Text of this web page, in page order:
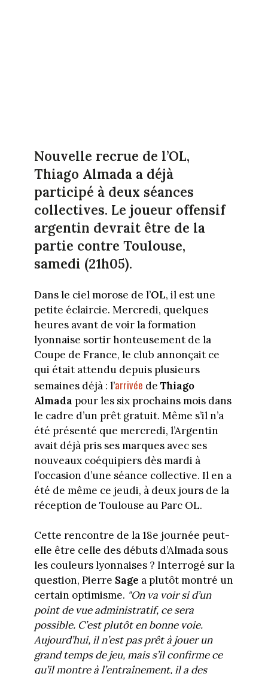
Nouvelle recrue de l’OL,
Thiago Almada a déjà
participé à deux séances
collectives. Le joueur offensif
argentin devrait être de la
partie contre Toulouse,
samedi (21h05).
Dans le ciel morose de l’OL, il est une
petite éclaircie. Mercredi, quelques
heures avant de voir la formation
lyonnaise sortir honteusement de la
Coupe de France, le club annonçait ce
qui était attendu depuis plusieurs
semaines déjà : l’arrivée de Thiago
Almada pour les six prochains mois dans
le cadre d’un prêt gratuit. Même s’il n’a
été présenté que mercredi, l’Argentin
avait déjà pris ses marques avec ses
nouveaux coéquipiers dès mardi à
l’occasion d’une séance collective. Il en a
été de même ce jeudi, à deux jours de la
réception de Toulouse au Parc OL.
Cette rencontre de la 18e journée peut-
elle être celle des débuts d’Almada sous
les couleurs lyonnaises ? Interrogé sur la
question, Pierre Sage a plutôt montré un
certain optimisme. "On va voir si d’un
point de vue administratif, ce sera
possible. C’est plutôt en bonne voie.
Aujourd’hui, il n’est pas prêt à jouer un
grand temps de jeu, mais s’il confirme ce
qu’il montre à l’entraînement, il a des